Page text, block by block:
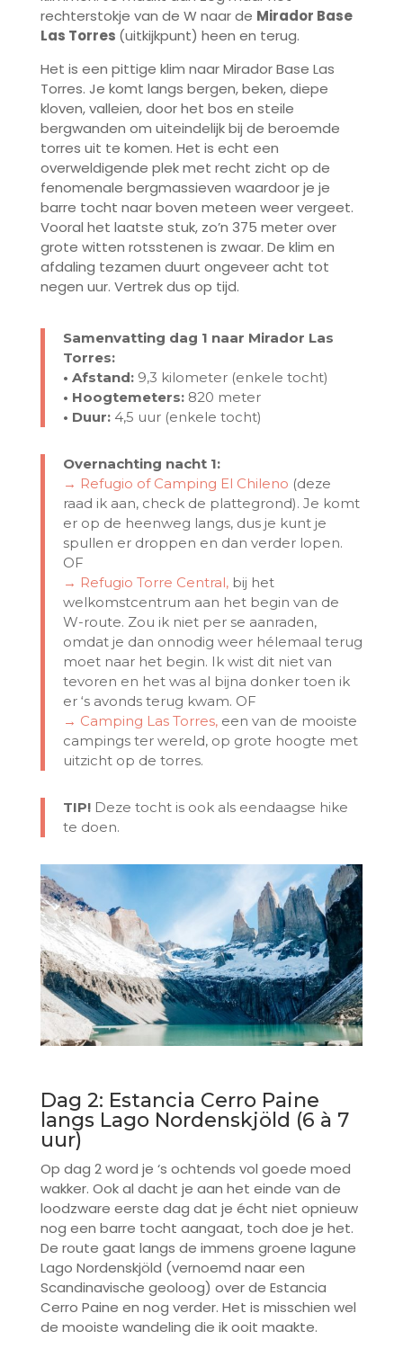
rechterstokje van de W naar de Mirador Base
Las Torres (uitkijkpunt) heen en terug.
Het is een pittige klim naar Mirador Base Las
Torres. Je komt langs bergen, beken, diepe
kloven, valleien, door het bos en steile
bergwanden om uiteindelijk bij de beroemde
torres uit te komen. Het is echt een
overweldigende plek met recht zicht op de
fenomenale bergmassieven waardoor je je
barre tocht naar boven meteen weer vergeet.
Vooral het laatste stuk, zo’n 375 meter over
grote witten rotsstenen is zwaar. De klim en
afdaling tezamen duurt ongeveer acht tot
negen uur. Vertrek dus op tijd.
Samenvatting dag 1 naar Mirador Las
Torres:
• Afstand:9,3 kilometer (enkele tocht)
• Hoogtemeters:820 meter
• Duur:4,5 uur (enkele tocht)
Overnachting nacht 1:
→ Refugio of Camping El Chileno (deze
raad ik aan, check de plattegrond). Je komt
er op de heenweg langs, dus je kunt je
spullen er droppen en dan verder lopen.
OF
→ Refugio Torre Central, bij het
welkomstcentrum aan het begin van de
W-route. Zou ik niet per se aanraden,
omdat je dan onnodig weer hélemaal terug
moet naar het begin. Ik wist dit niet van
tevoren en het was al bijna donker toen ik
er ‘s avonds terug kwam. OF
→ Camping Las Torres, een van de mooiste
campings ter wereld, op grote hoogte met
uitzicht op de torres.
TIP!Deze tocht is ook als eendaagse hike
te doen.
Dag 2: Estancia Cerro Paine
langs Lago Nordenskjöld (6 à 7
uur)
Op dag 2 word je ‘s ochtends vol goede moed
wakker. Ook al dacht je aan het einde van de
loodzware eerste dag dat je écht niet opnieuw
nog een barre tocht aangaat, toch doe je het.
De route gaat langs de immens groene lagune
Lago Nordenskjöld (vernoemd naar een
Scandinavische geoloog) over de Estancia
Cerro Paine en nog verder. Het is misschien wel
de mooiste wandeling die ik ooit maakte.